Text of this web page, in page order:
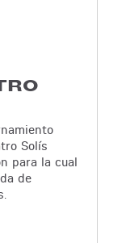
Solís
para la cual
de